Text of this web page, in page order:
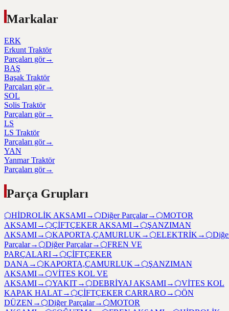
Markalar
ERK
Erkunt Traktör
Parçaları gör→
BAŞ
Başak Traktör
Parçaları gör→
SOL
Solis Traktör
Parçaları gör→
LS
LS Traktör
Parçaları gör→
YAN
Yanmar Traktör
Parçaları gör→
Parça Grupları
⬡HİDROLİK AKSAMI→ ⬡Diğer Parçalar→ ⬡MOTOR
AKSAMI→ ⬡ÇİFTÇEKER AKSAMI→ ⬡ŞANZIMAN
AKSAMI→ ⬡KAPORTA,ÇAMURLUK→ ⬡ELEKTRİK→ ⬡
Parçalar→ ⬡Diğer Parçalar→ ⬡FREN VE
PARÇALARI→ ⬡ÇİFTÇEKER
DANA→ ⬡KAPORTA,ÇAMURLUK→ ⬡ŞANZIMAN
AKSAMI→ ⬡VİTES KOL VE
AKSAMI→ ⬡YAKIT→ ⬡DEBRİYAJ AKSAMI→ ⬡VİTES KOL
KAPAK HALAT→ ⬡ÇİFTÇEKER CARRARO → ⬡ÖN
DÜZEN → ⬡Diğer Parçalar→ ⬡MOTOR